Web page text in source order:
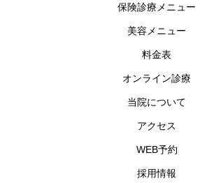
保険診療メニュー
美容メニュー
料金表
オンライン診療
当院について
アクセス
WEB予約
採用情報